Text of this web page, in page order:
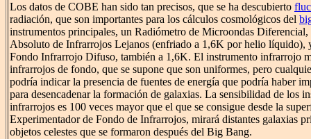
Los datos de COBE han sido tan precisos, que se ha descubierto
radiación, que son importantes para los cálculos cosmológicos del
instrumentos principales, un Radiómetro de Microondas
Absoluto de Infrarrojos Lejanos (enfriado a 1,6K por helio líquido),
Fondo Infrarrojo Difuso, también a 1,6K. El instrumento infrarrojo
infrarrojos de fondo, que se supone que son uniformes, pero
podría indicar la presencia de fuentes de energía que podría haber
para desencadenar la formación de galaxias. La sensibilidad de los
infrarrojos es 100 veces mayor que el que se consigue desde la
Experimentador de Fondo de Infrarrojos, mirará distantes galaxias
objetos celestes que se formaron después del Big Bang.